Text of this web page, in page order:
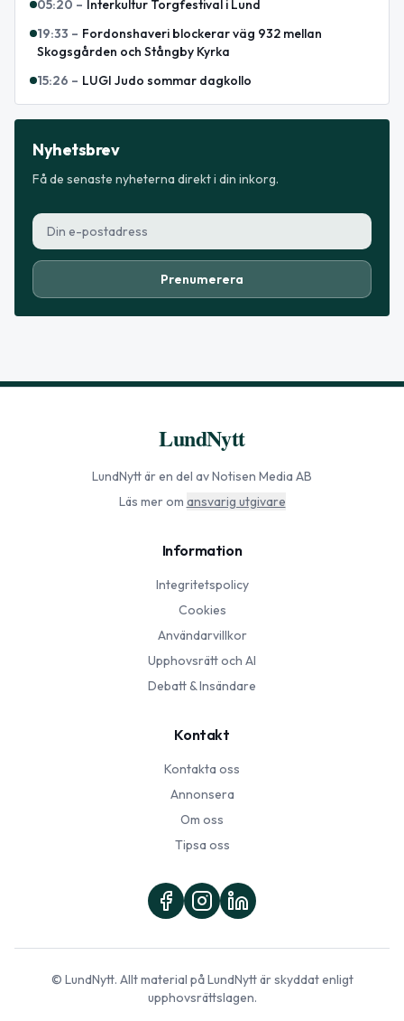
05:20 – Interkultur Torgfestival i Lund
19:33 – Fordonshaveri blockerar väg 932 mellan
Skogsgården och Stångby Kyrka
15:26 – LUGI Judo sommar dagkollo
Nyhetsbrev
Få de senaste nyheterna direkt i din inkorg.
Prenumerera
LundNytt
LundNyttär en del av Notisen Media AB
Läs mer om ansvarig utgivare
Information
Integritetspolicy
Cookies
Användarvillkor
Upphovsrätt och AI
Debatt & Insändare
Kontakt
Kontakta oss
Annonsera
Om oss
Tipsa oss
© LundNytt. Allt material påLundNyttär skyddat enligt
upphovsrättslagen.